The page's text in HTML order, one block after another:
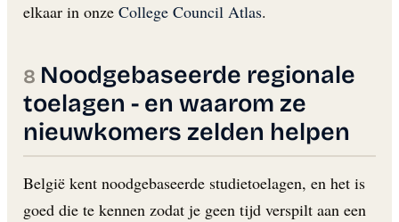
elkaar in onze College Council Atlas.
Noodgebaseerde regionale
toelagen - en waarom ze
nieuwkomers zelden helpen
België kent noodgebaseerde studietoelagen, en het is
goed die te kennen zodat je geen tijd verspilt aan een